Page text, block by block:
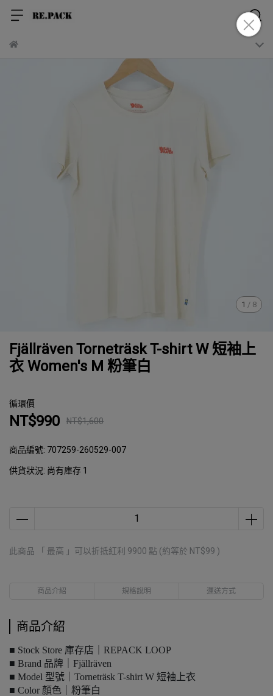
1 / 8
Fjällräven Torneträsk T-shirt W 短袖上
衣 Women's M 粉筆白
循環價
NT$990 NT$1,600
商品編號: 707259-260529-007
供貨狀況: 尚有庫存 1
此商品 「 最高 」可以折抵紅利 9900 點 (約等於 NT$99 )
商品介紹 規格說明 運送方式
商品介紹
■ Stock Store 庫存店｜REPACK LOOP
■ Brand 品牌｜Fjällräven
■ Model 型號｜Torneträsk T-shirt W 短袖上衣
■ Color 顏色｜粉筆白